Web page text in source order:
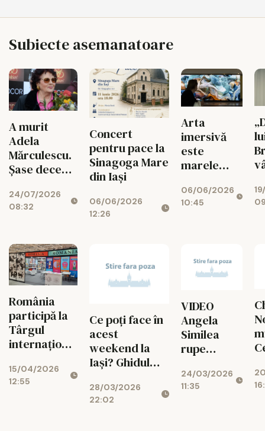
Subiecte asemanatoare
A murit
Adela
Mărculescu.
Șase decenii
Naționalului
24/07/2026
08:32
Concert
pentru pace la
Sinagoga Mare
din Iași
06/06/2026
12:26
Arta
imersivă
este
marele
anului 2026
06/06/2026
10:45
România
participă la
Târgul
internațional
pentru copii
de la
15/04/2026
12:55
Ce poți face în
acest
weekend la
Iași? Ghidul
evenimentelor,
realizat de
28/03/2026
22:02
VIDEO
Angela
Similea
rupe
după
scandalul
24/03/2026
11:35